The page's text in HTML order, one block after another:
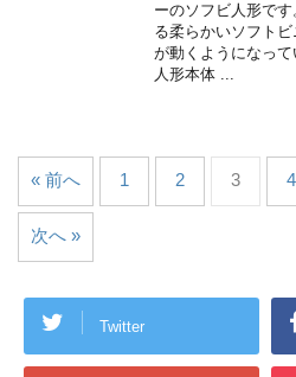
ーのソフビ人形で
る柔らかいソフト
が動くようになっ
人形本体 ...
« 前へ 1 2 3 4
次へ »
Twitter